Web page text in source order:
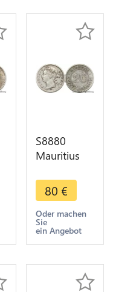
S8880
Mauritius
Victoria
1877 H
Heaton
Reeded
edge Silver
80 €
Oder machen
Sie
ein Angebot